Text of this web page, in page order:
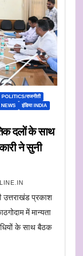
POLITICS/राजनीती
NEWS
इंडिया INDIA
दलों के साथ
ने सुनी
उत्तराखंड प्रकाश
में मान्यता
के साथ बैठक